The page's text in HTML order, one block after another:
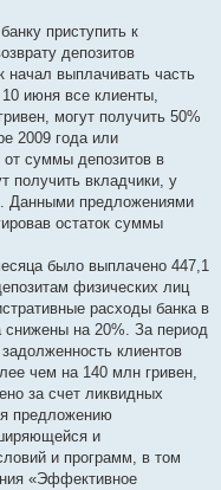
приступить к
депозитов
выплачивать часть
июня все клиенты,
могут получить 50%
2009 года или
суммы депозитов в
получить вкладчики, у
Данными предложениями
остаток суммы
было выплачено 447,1
физических лиц
расходы банка в
на 20%. За период
клиентов
чем на 140 млн гривен,
за счет ликвидных
предложению
и
и программ, в том
«Эффективное